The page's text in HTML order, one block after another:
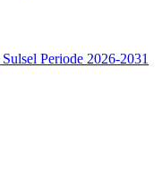
Periode 2026-2031